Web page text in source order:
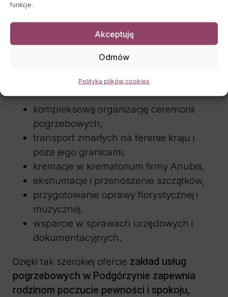
funkcje.
Akceptuję
Odmów
Polityka plików cookies
Usługi pogrzebowe
Podgórzyn
Podgórzynie i okolicach m.in.:
kompleksową organizację ceremonii
pogrzebowych,
transport zmarłych na terenie kraju i
poza jego granicami,
kremacje w krematorium firmy Anubis,
ekshumacje i przenoszenie szczątków,
przygotowanie oprawy florystycznej i
muzycznej,
wsparcie w sprawach urzędowych i
dokumentacyjnych.
Dzięki tak szerokiej ofercie zakład usług
pogrzebowych w Podgórzynie zapewnia
rodzinom poczucie pewności i spokoju,